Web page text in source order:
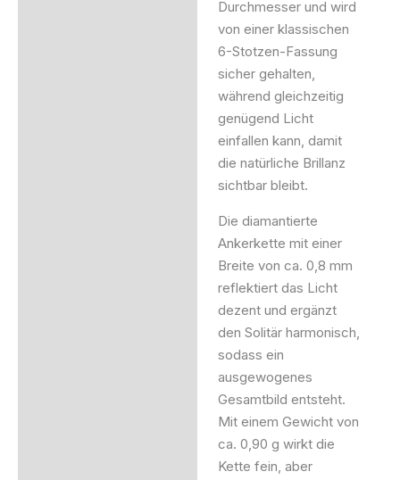
Durchmesser und wird
von einer klassischen
6-Stotzen-Fassung
sicher gehalten,
während gleichzeitig
genügend Licht
einfallen kann, damit
die natürliche Brillanz
sichtbar bleibt.
Die diamantierte
Ankerkette mit einer
Breite von ca. 0,8 mm
reflektiert das Licht
dezent und ergänzt
den Solitär harmonisch,
sodass ein
ausgewogenes
Gesamtbild entsteht.
Mit einem Gewicht von
ca. 0,90 g wirkt die
Kette fein, aber